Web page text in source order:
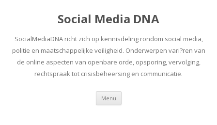
Social Media DNA
SocialMediaDNA richt zich op kennisdeling rondom social media,
politie en maatschappelijke veiligheid. Onderwerpen vari?ren van
de online aspecten van openbare orde, opsporing, vervolging,
rechtspraak tot crisisbeheersing en communicatie.
Menu Spring
inhoud